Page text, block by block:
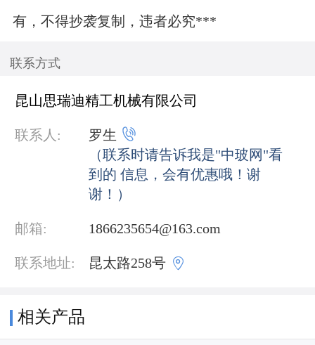
有，不得抄袭复制，违者必究***
联系方式
昆山思瑞迪精工机械有限公司
联系人: 罗生 
（联系时请告诉我是"中玻网"看
到的 信息，会有优惠哦！谢
谢！）
邮箱: 1866235654@163.com
联系地址: 昆太路258号 
相关产品